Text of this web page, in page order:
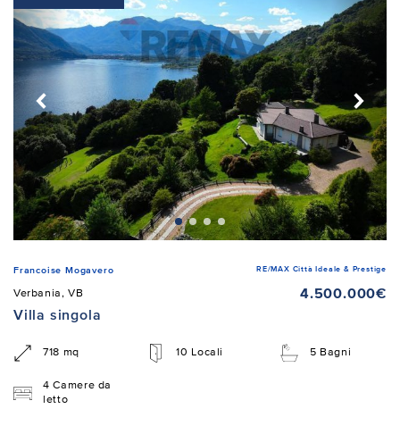
Francoise Mogavero RE/MAX Città Ideale & Prestige
Verbania, VB
4.500.000€
Villa singola
718 mq 10 Locali 5 Bagni
4 Camere da
letto